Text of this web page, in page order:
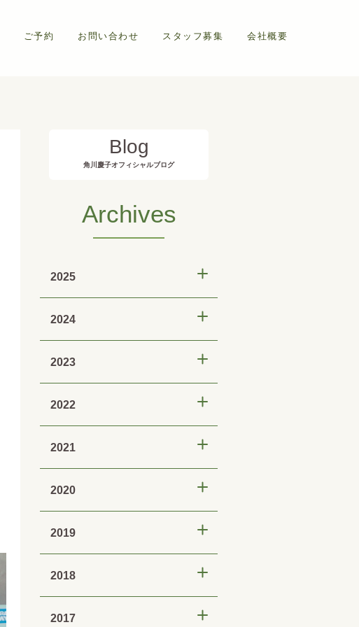
ご予約 お問い合わせ スタッフ募集 会社概要
Blog
角川慶子オフィシャルブログ
Archives
2025
2024
2023
2022
2021
2020
2019
2018
2017